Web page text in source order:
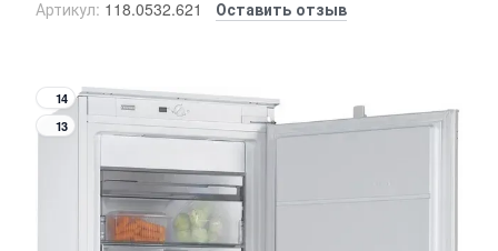
Артикул: 118.0532.621 Оставить отзыв
14
13